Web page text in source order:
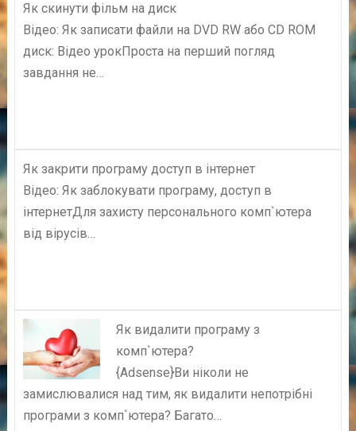
Як скинути фільм на диск
Відео: Як записати файли на DVD RW або CD ROM
диск: Відео урокПроста на перший погляд
завдання не…
Як закрити програму доступ в інтернет
Відео: Як заблокувати програму, доступ в
інтернетДля захисту персонального комп`ютера
від вірусів…
Як видалити програму з
комп`ютера?
{Adsense}Ви ніколи не
замислювалися над тим, як видалити непотрібні
програми з комп`ютера? Багато…